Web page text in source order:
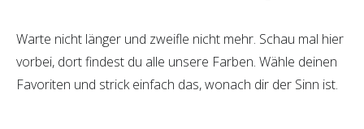
Warte nicht länger und zweifle nicht mehr. Schau mal hier
vorbei, dort findest du alle unsere Farben. Wähle deinen
Favoriten und strick einfach das, wonach dir der Sinn ist.